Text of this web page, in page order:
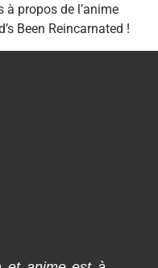
propos de l’anime
Been Reincarnated !